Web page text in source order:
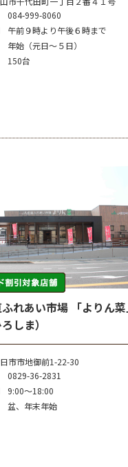
084-999-8060
午前９時より午後６時まで
年始（元日～５日）
150台
れあい市場 「よりん菜
しま）
市市地御前1-22-30
0829-36-2831
9:00～18:00
盆、年末年始